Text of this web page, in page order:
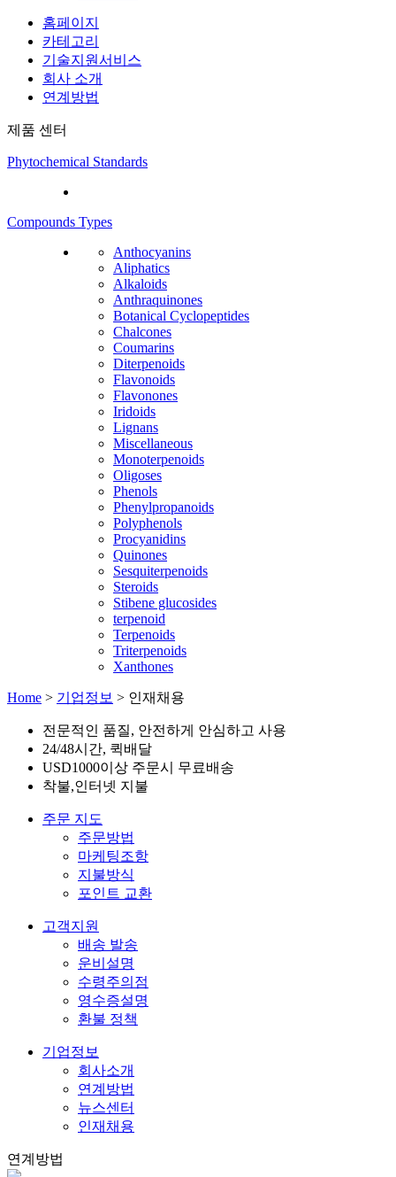
홈페이지
카테고리
기술지원서비스
회사 소개
연계방법
제품 센터
Phytochemical Standards
Compounds Types
Anthocyanins
Aliphatics
Alkaloids
Anthraquinones
Botanical Cyclopeptides
Chalcones
Coumarins
Diterpenoids
Flavonoids
Flavonones
Iridoids
Lignans
Miscellaneous
Monoterpenoids
Oligoses
Phenols
Phenylpropanoids
Polyphenols
Procyanidins
Quinones
Sesquiterpenoids
Steroids
Stibene glucosides
terpenoid
Terpenoids
Triterpenoids
Xanthones
Home > 기업정보 > 인재채용
전문적인 품질, 안전하게 안심하고 사용
24/48시간, 퀵배달
USD1000이상 주문시 무료배송
착불,인터넷 지불
주문 지도
주문방법
마케팅조항
지불방식
포인트 교환
고객지원
배송 발송
운비설명
수령주의점
영수증설명
환불 정책
기업정보
회사소개
연계방법
뉴스센터
인재채용
연계방법